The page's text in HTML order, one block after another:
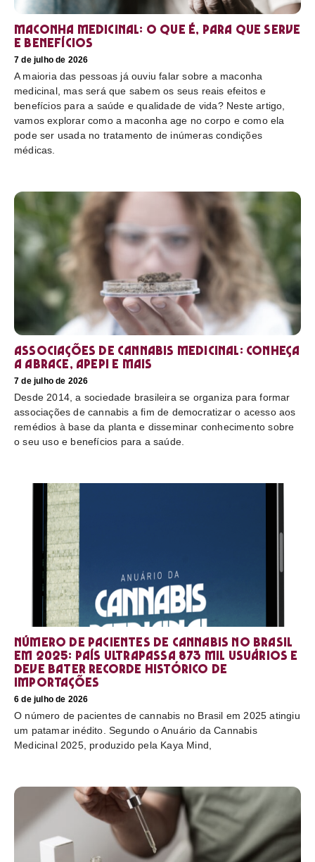
Maconha medicinal: O que é, para que serve
e benefícios
7 de julho de 2026
A maioria das pessoas já ouviu falar sobre a maconha
medicinal, mas será que sabem os seus reais efeitos e
benefícios para a saúde e qualidade de vida? Neste artigo,
vamos explorar como a maconha age no corpo e como ela
pode ser usada no tratamento de inúmeras condições
médicas.
Associações de cannabis medicinal: conheça
a Abrace, Apepi e mais
7 de julho de 2026
Desde 2014, a sociedade brasileira se organiza para formar
associações de cannabis a fim de democratizar o acesso aos
remédios à base da planta e disseminar conhecimento sobre
o seu uso e benefícios para a saúde.
Número de pacientes de cannabis no Brasil
em 2025: país ultrapassa 873 mil usuários e
deve bater recorde histórico de
importações
6 de julho de 2026
O número de pacientes de cannabis no Brasil em 2025 atingiu
um patamar inédito. Segundo o Anuário da Cannabis
Medicinal 2025, produzido pela Kaya Mind,